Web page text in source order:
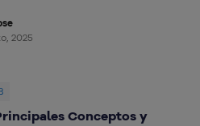
2025
Conceptos y